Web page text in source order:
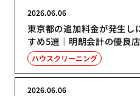
東京都の追加料金が発生し
すめ5選｜明朗会計の優良店
2026.06.06
ハウスクリーニング
2026.06.06